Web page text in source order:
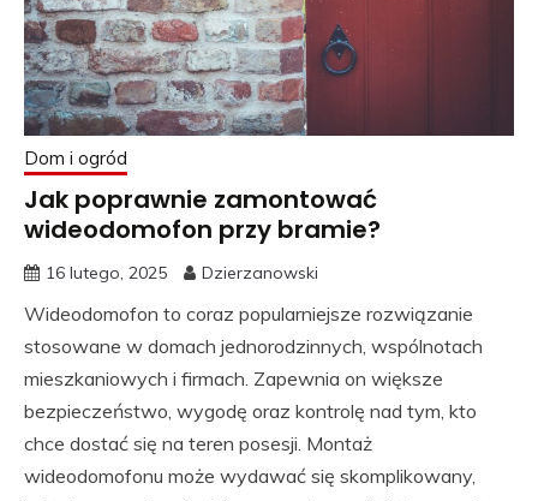
Dom i ogród
Jak poprawnie zamontować
wideodomofon przy bramie?
16 lutego, 2025 Dzierzanowski
Wideodomofon to coraz popularniejsze rozwiązanie
stosowane w domach jednorodzinnych, wspólnotach
mieszkaniowych i firmach. Zapewnia on większe
bezpieczeństwo, wygodę oraz kontrolę nad tym, kto
chce dostać się na teren posesji. Montaż
wideodomofonu może wydawać się skomplikowany,